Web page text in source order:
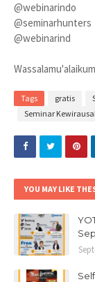
@webinarindo
@seminarhunters
@webinarind
Tags gratis
Seminar
YOU MAY LIKE